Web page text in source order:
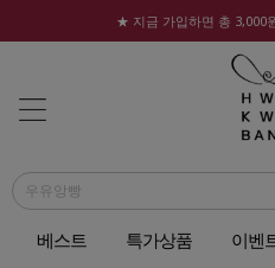
★ 지금 가입하면 총 3,000
베스트 특가상품 이벤